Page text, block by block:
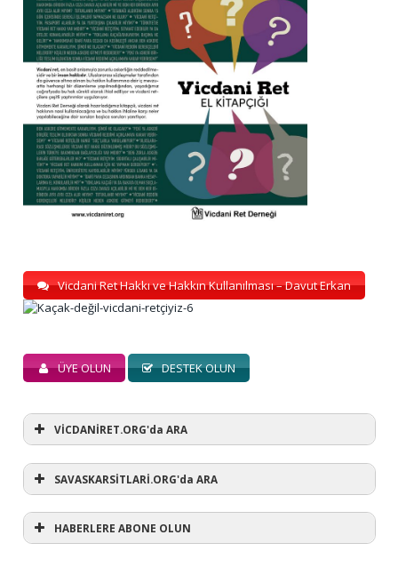
Vicdani Ret Hakkı ve Hakkın Kullanılması – Davut Erkan
ÜYE OLUN DESTEK OLUN
VİCDANİRET.ORG'da ARA
SAVASKARSİTLARİ.ORG'da ARA
HABERLERE ABONE OLUN